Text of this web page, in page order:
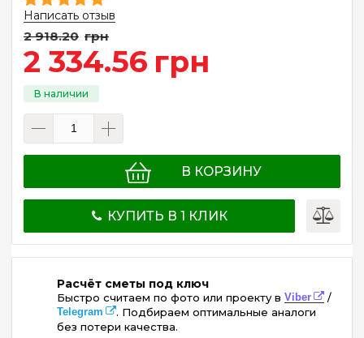
Написать отзыв
2 918.20 грн
2 334.56 грн
В КОРЗИНУ
КУПИТЬ В 1 КЛИК
Расчёт сметы под ключ
Быстро считаем по фото или проекту в Viber /
Telegram
. Подбираем оптимальные аналоги
без потери качества.